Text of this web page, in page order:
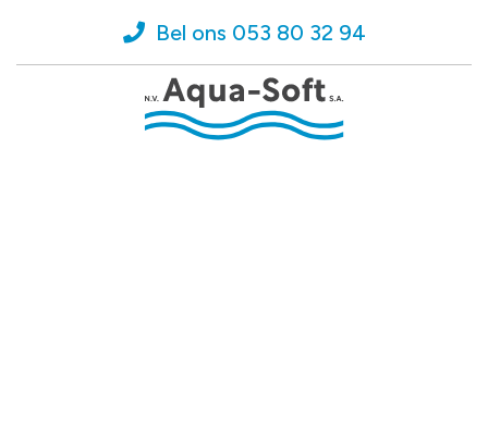
Bel ons 053 80 32 94